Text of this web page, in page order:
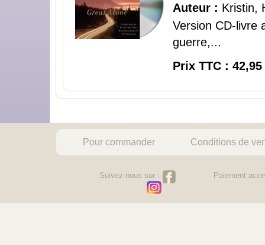
Auteur : Kristin,
Version CD-livre
guerre,...
Prix TTC : 42,95
Pour commander Conditions de
Suivez-nous sur : Paiement